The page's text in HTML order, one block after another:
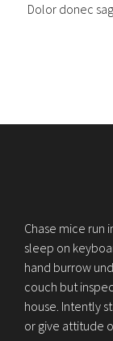
Dolor donec
Chase mice run
sleep on
hand burrow
couch but
house. Intently
or give attitude